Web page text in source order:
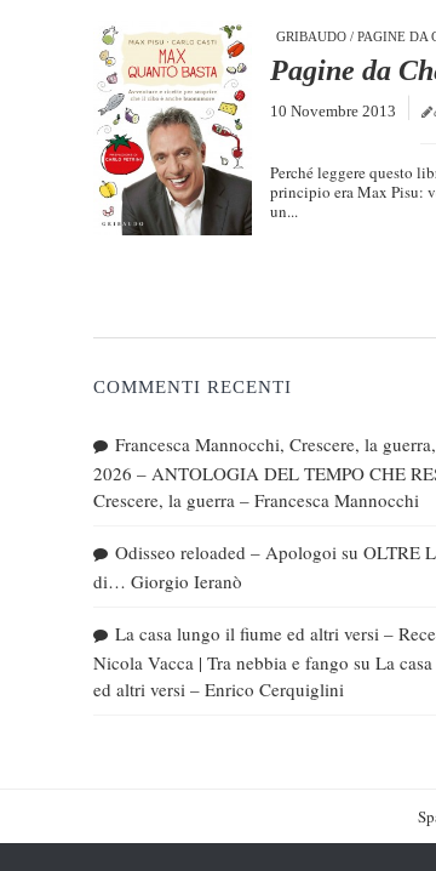
GRIBAUDO / PAGINE DA
Pagine da
10 Novembre 2013
Perché leggere questo
principio era Max Pisu:
un...
COMMENTI RECENTI
Francesca Mannocchi, Crescere, la
2026 – ANTOLOGIA DEL TEMPO CHE
Crescere, la guerra – Francesca Mannocchi
Odisseo reloaded – Apologoi su OLTRE
di… Giorgio Ieranò
La casa lungo il fiume ed altri versi –
Nicola Vacca | Tra nebbia e fango su La
ed altri versi – Enrico Cerquiglini